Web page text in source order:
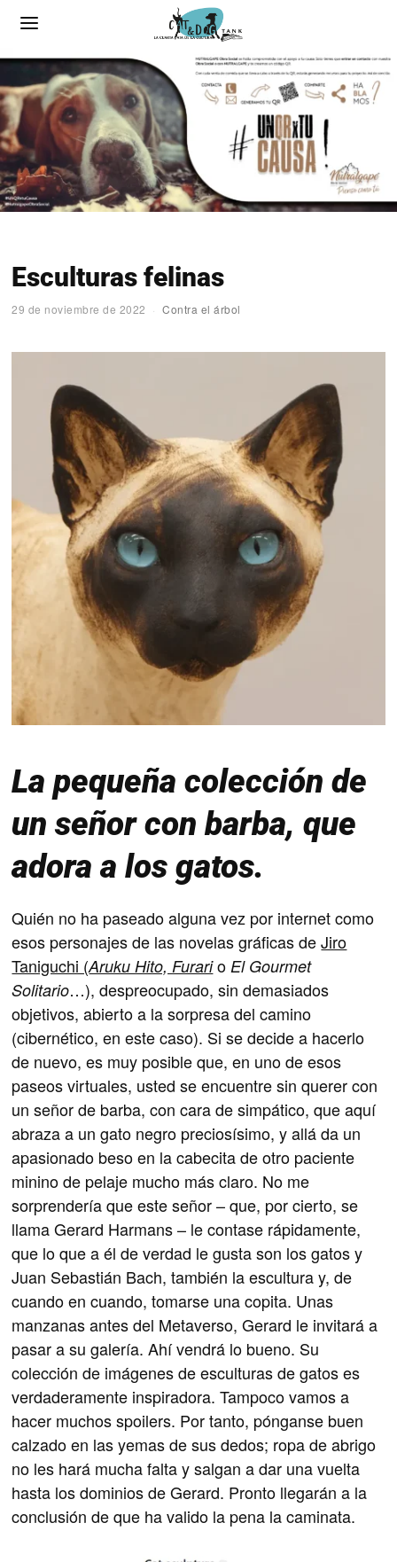
Esculturas felinas
29 de noviembre de 2022 Contra el árbol
La pequeña colección de
un señor con barba, que
adora a los gatos.
Quién no ha paseado alguna vez por internet como
esos personajes de las novelas gráficas deJiro
Taniguchi (Aruku Hito, Furario El Gourmet
Solitario…), despreocupado, sin demasiados
objetivos, abierto a la sorpresa del camino
(cibernético, en este caso). Si se decide a hacerlo
de nuevo, es muy posible que, en uno de esos
paseos virtuales, usted se encuentre sin querer con
un señor de barba, con cara de simpático, que aquí
abraza a un gato negro preciosísimo, y allá da un
apasionado beso en la cabecita de otro paciente
minino de pelaje mucho más claro. No me
sorprendería que este señor – que, por cierto, se
llama Gerard Harmans – le contase rápidamente,
que lo que a él de verdad le gusta son los gatos y
Juan Sebastián Bach, también la escultura y, de
cuando en cuando, tomarse una copita. Unas
manzanas antes del Metaverso, Gerard le invitará a
pasar a su galería. Ahí vendrá lo bueno. Su
colección de imágenes de esculturas de gatos es
verdaderamente inspiradora. Tampoco vamos a
hacer muchos spoilers. Por tanto, pónganse buen
calzado en las yemas de sus dedos; ropa de abrigo
no les hará mucha falta y salgan a dar una vuelta
hasta los dominios de Gerard. Pronto llegarán a la
conclusión de que ha valido la pena la caminata.